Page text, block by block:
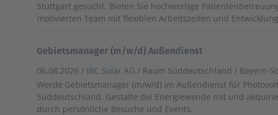
Stuttgart gesucht. Bieten Sie hochwertige
motivierten Team mit flexiblen Arbeitszeiten und
Gebietsmanager (m/w/d) Außendienst
06.08.2026 / IBC Solar AG / Raum Süddeutschland / Bayern-
Werde Gebietsmanager (m/w/d) im Außendienst für
Süddeutschland. Gestalte die Energiewende mit und
durch persönliche Besuche und Events.